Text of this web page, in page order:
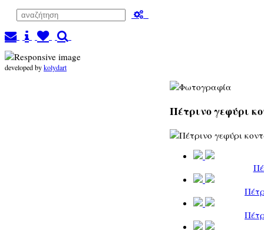
developed bykolydart
Πέτρινο γεφύρι